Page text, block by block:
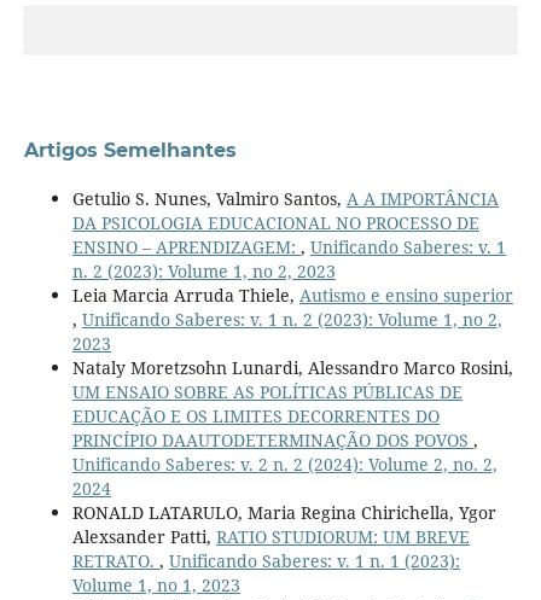
Artigos Semelhantes
Getulio S. Nunes, Valmiro Santos, A A IMPORTÂNCIA
DA PSICOLOGIA EDUCACIONAL NO PROCESSO DE
ENSINO – APRENDIZAGEM: , Unificando Saberes: v. 1
n. 2 (2023): Volume 1, no 2, 2023
Leia Marcia Arruda Thiele, Autismo e ensino superior
, Unificando Saberes: v. 1 n. 2 (2023): Volume 1, no 2,
2023
Nataly Moretzsohn Lunardi, Alessandro Marco Rosini,
UM ENSAIO SOBRE AS POLÍTICAS PÚBLICAS DE
EDUCAÇÃO E OS LIMITES DECORRENTES DO
PRINCÍPIO DAAUTODETERMINAÇÃO DOS POVOS ,
Unificando Saberes: v. 2 n. 2 (2024): Volume 2, no. 2,
2024
RONALD LATARULO, Maria Regina Chirichella, Ygor
Alexsander Patti, RATIO STUDIORUM: UM BREVE
RETRATO. , Unificando Saberes: v. 1 n. 1 (2023):
Volume 1, no 1, 2023